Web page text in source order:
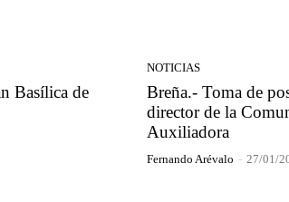
Basílica de
NOTICIAS
Breña.- Toma de
director de la
Auxiliadora
Fernando Arévalo - 27/01/